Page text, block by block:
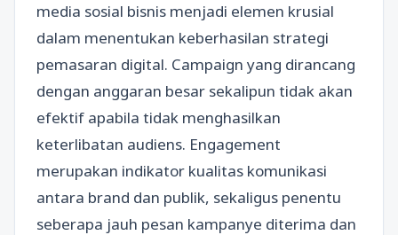
media sosial bisnis menjadi elemen krusial
dalam menentukan keberhasilan strategi
pemasaran digital. Campaign yang dirancang
dengan anggaran besar sekalipun tidak akan
efektif apabila tidak menghasilkan
keterlibatan audiens. Engagement
merupakan indikator kualitas komunikasi
antara brand dan publik, sekaligus penentu
seberapa jauh pesan kampanye diterima dan